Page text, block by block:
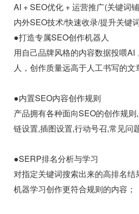
AI + SEO优化 + 运营推广(关键词
内外SEO技术/快速收录/提升关键
●打造专属SEO创作机器人
用自己品牌风格的内容数据投喂AI
人，创作质量远高于人工书写的文
●内置SEO内容创作规则
产品拥有各种面向SEO的创作规
链设置,插图设置,行动号召,常见问
●SERP排名分析与学习
对指定关键词搜索出来的高排名结
机器学习创作更符合规则的内容；